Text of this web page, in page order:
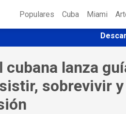
Populares Cuba Miami
cubana lanza
sobrevivir